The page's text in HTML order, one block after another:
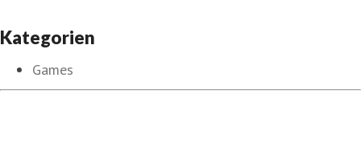
Kategorien
Games